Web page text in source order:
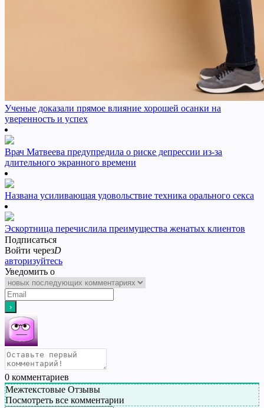
Ученые доказали прямое влияние хорошей осанки на
уверенность и успех
Врач Матвеева предупредила о риске депрессии из-за
длительного экранного времени
Названа усиливающая удовольствие техника орального секса
Эскортница перечислила преимущества женатых клиентов
Подписаться
Войти черезD
авторизуйтесь
Уведомить о
0 комментариев
Межтекстовые Отзывы
Посмотреть все комментарии